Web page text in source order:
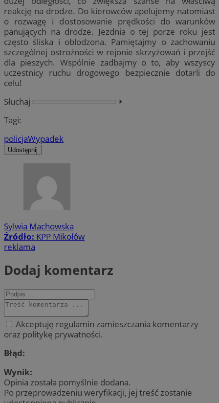
reakcję na drodze. Do kierowców apelujemy natomiast
o rozwagę i dostosowanie prędkości do warunków
panujących na drodze. Jezdnia o tej porze roku jest
często śliska i oblodzona. Pamiętajmy o zachowaniu
szczególnej ostrożności w rejonie skrzyżowań i przejść
dla pieszych. Wspólnie zadbajmy o to, aby wszyscy
uczestnicy ruchu drogowego bezpiecznie dotarli do
celu!
Słuchaj
⏵︎
Tagi:
policjaWypadek
Udostępnij
Sylwia Machowska
Źródło: KPP Mikołów
reklama
Dodaj komentarz
Akceptuję regulamin zamieszczania komentarzy
oraz politykę prywatności.
Błąd:
Wynik:
Opinia została pomyślnie dodana.
Po przeprowadzeniu weryfikacji, jej treść zostanie